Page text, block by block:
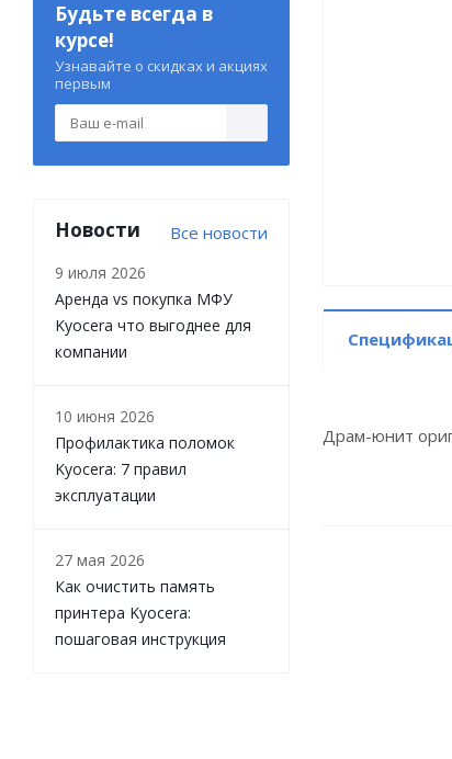
Драм-юнит
Будьте всегда в
курсе!
Узнавайте о скидках и акциях
первым
Новости Все новости
9 июля 2026
Аренда vs покупка МФУ
Kyocera что выгоднее для
компании
10 июня 2026
Профилактика поломок
Kyocera: 7 правил
эксплуатации
27 мая 2026
Как очистить память
принтера Kyocera:
пошаговая инструкция